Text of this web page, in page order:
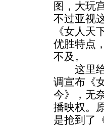
图，大玩
不过亚视
《女人天
优胜特点
不及。
这里给
调宣布《
今》，无
播映权。
是抢到了